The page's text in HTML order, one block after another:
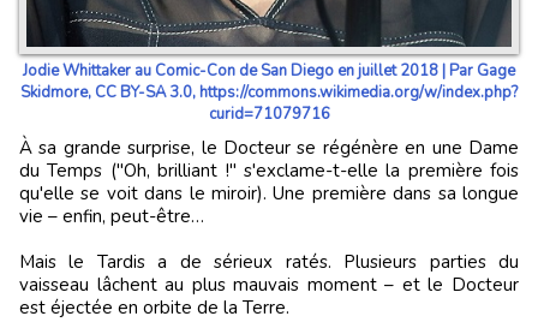
Jodie Whittaker au Comic-Con de San Diego en juillet 2018 | Par Gage
Skidmore, CC BY-SA 3.0, https://commons.wikimedia.org/w/index.php?
curid=71079716
À sa grande surprise, le Docteur se régénère en une Dame
du Temps ("Oh, brilliant !" s'exclame-t-elle la première fois
qu'elle se voit dans le miroir). Une première dans sa longue
vie – enfin, peut-être…
Mais le Tardis a de sérieux ratés. Plusieurs parties du
vaisseau lâchent au plus mauvais moment – et le Docteur
est éjectée en orbite de la Terre.